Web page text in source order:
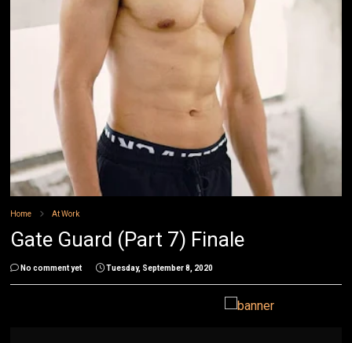
Home At Work
Gate Guard (Part 7) Finale
No comment yet Tuesday, September 8, 2020